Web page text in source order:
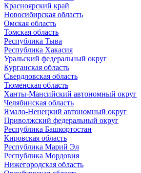
Красноярский край
Новосибирская область
Омская область
Томская область
Республика Тыва
Республика Хакасия
Уральский федеральный округ
Курганская область
Свердловская область
Тюменская область
Ханты-Мансийский автономный округ
Челябинская область
Ямало-Ненецкий автономный округ
Приволжский федеральный округ
Республика Башкортостан
Кировская область
Республика Марий Эл
Республика Мордовия
Нижегородская область